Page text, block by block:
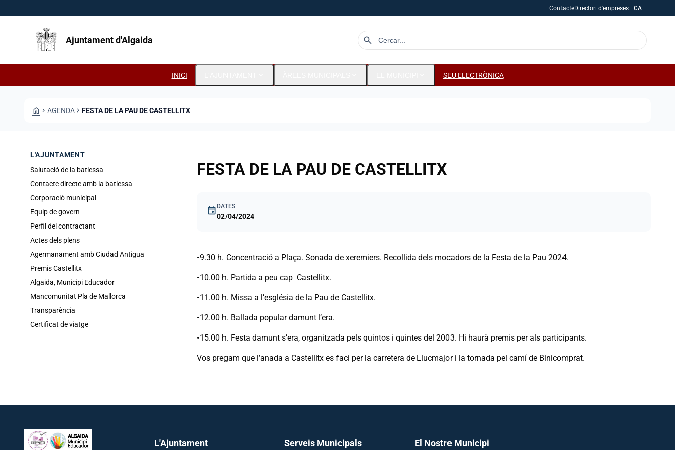
ContacteDirectori d'empreses CA
Ajuntament d'Algaida search
INICI SEU ELECTRÒNICA
HOME CHEVRON_RIGHT AGENDA CHEVRON_RIGHT FESTA DE LA PAU DE CASTELLITX
L'AJUNTAMENT
Salutació de la batlessa
Contacte directe amb la batlessa
Corporació municipal
Equip de govern
Perfil del contractant
Actes dels plens
Agermanament amb Ciudad Antigua
Premis Castellitx
Algaida, Municipi Educador
Mancomunitat Pla de Mallorca
Transparència
Certificat de viatge
FESTA DE LA PAU DE CASTELLITX
event DATES
02/04/2024
• 9.30 h. Concentració a Plaça. Sonada de xeremiers. Recollida dels mocadors de la Festa de la Pau 2024.
• 10.00 h. Partida a peu cap Castellitx.
• 11.00 h. Missa a l’església de la Pau de Castellitx.
• 12.00 h. Ballada popular damunt l’era.
• 15.00 h. Festa damunt s’era, organitzada pels quintos i quintes del 2003. Hi haurà premis per als participants.
Vos pregam que l’anada a Castellitx es faci per la carretera de Llucmajor i la tornada pel camí de Binicomprat.
L'Ajuntament Serveis Municipals El Nostre Municipi